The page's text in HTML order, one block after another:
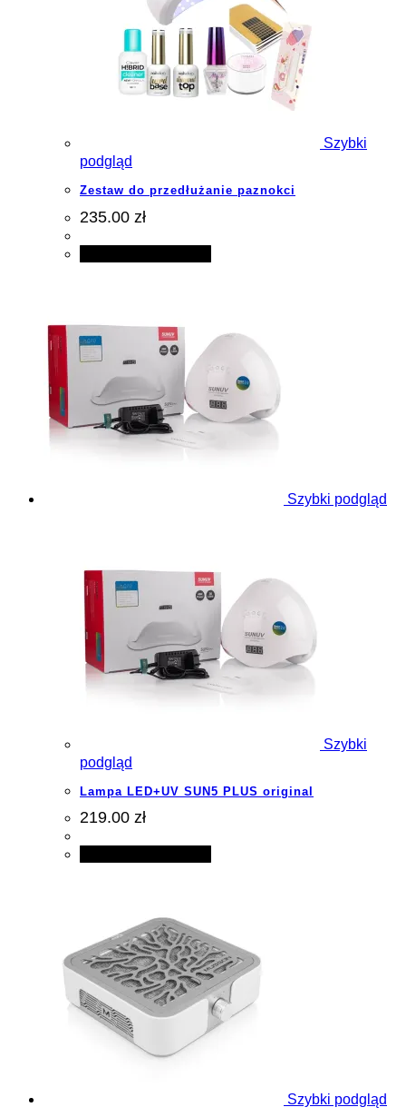
Szybki
podgląd
Zestaw do przedłużanie paznokci
235.00 zł
Szybki podgląd
Szybki
podgląd
Lampa LED+UV SUN5 PLUS original
219.00 zł
Szybki podgląd